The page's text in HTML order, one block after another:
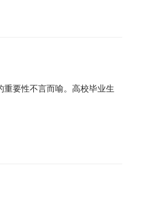
要性不言而喻。高校毕业生